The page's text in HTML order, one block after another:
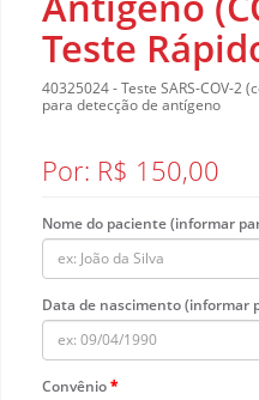
Teste
40325024 - Teste SARS-COV-2
para detecção de antígeno
Por: R$ 150,00
Nome do paciente (informar
Data de nascimento (informar
Convênio